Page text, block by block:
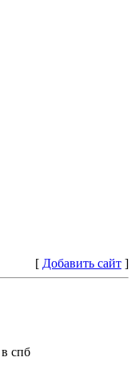
[ Добавить сайт ]
спб